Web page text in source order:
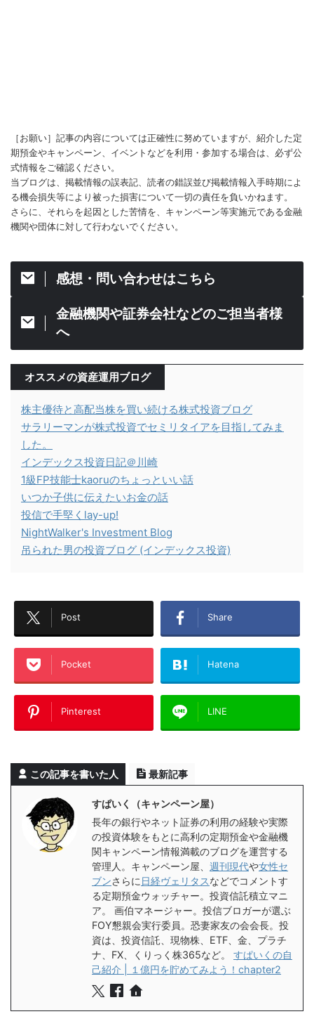
［お願い］記事の内容については正確性に努めていますが、紹介した定
期預金やキャンペーン、イベントなどを利用・参加する場合は、必ず公
式情報をご確認ください。
当ブログは、掲載情報の誤表記、読者の錯誤並び掲載情報入手時期によ
る機会損失等により被った損害について一切の責任を負いかねます。
さらに、それらを起因とした苦情を、キャンペーン等実施元である金融
機関や団体に対して行わないでください。
感想・問い合わせはこちら
金融機関や証券会社などのご担当者様
へ
オススメの資産運用ブログ
株主優待と高配当株を買い続ける株式投資ブログ
サラリーマンが株式投資でセミリタイアを目指してみま
した。
インデックス投資日記＠川崎
1級FP技能士kaoruのちょっといい話
いつか子供に伝えたいお金の話
投信で手堅くlay-up!
NightWalker's Investment Blog
吊られた男の投資ブログ (インデックス投資)
Post Share
Pocket Hatena
Pinterest LINE
この記事を書いた人 最新記事
すぱいく（キャンペーン屋）
長年の銀行やネット証券の利用の経験や実際
の投資体験をもとに高利の定期預金や金融機
関キャンペーン情報満載のブログを運営する
管理人。キャンペーン屋、 週刊現代や女性セ
ブンさらに 日経ヴェリタスなどでコメントす
る定期預金ウォッチャー。投資信託積立マニ
ア。 画伯マネージャー。投信ブロガーが選ぶ
FOY懇親会実行委員。恐妻家友の会会長。投
資は、投資信託、現物株、ETF、金、プラチ
ナ、FX、くりっく株365など。 すぱいくの自
己紹介 | １億円を貯めてみよう！chapter2